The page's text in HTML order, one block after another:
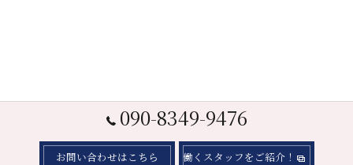
090-8349-9476
お問い合わせはこちら 働くスタッフをご紹介！